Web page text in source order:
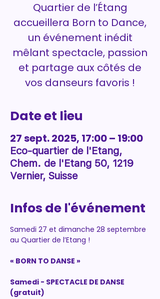
Quartier de l’Étang
accueillera Born to Dance,
un événement inédit
mêlant spectacle, passion
et partage aux côtés de
vos danseurs favoris !
Date et lieu
27 sept. 2025, 17:00 – 19:00
Eco-quartier de l'Etang,
Chem. de l'Etang 50, 1219
Vernier, Suisse
Infos de l'événement
Samedi 27 et dimanche 28 septembre
au Quartier de l’Etang !
« BORN TO DANSE »
Samedi - SPECTACLE DE DANSE
(gratuit)